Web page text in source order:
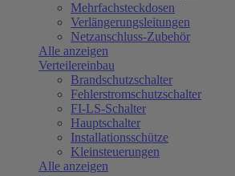
Mehrfachsteckdosen
Verlängerungsleitungen
Netzanschluss-Zubehör
Alle anzeigen
Verteilereinbau
Brandschutzschalter
Fehlerstromschutzschalter
FI-LS-Schalter
Hauptschalter
Installationsschütze
Kleinsteuerungen
Alle anzeigen